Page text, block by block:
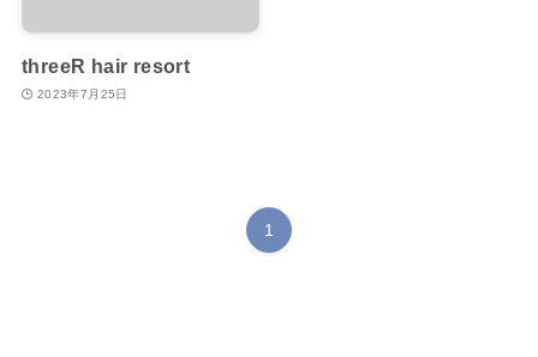
threeR hair resort
2023年7月25日
1